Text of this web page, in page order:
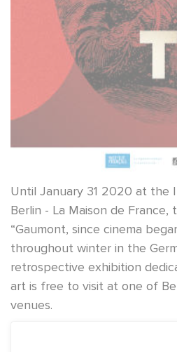
Until January 31 2020 at the
Berlin - La Maison de France,
“Gaumont, since cinema
throughout winter in the
retrospective exhibition
art is free to visit at one of
venues.